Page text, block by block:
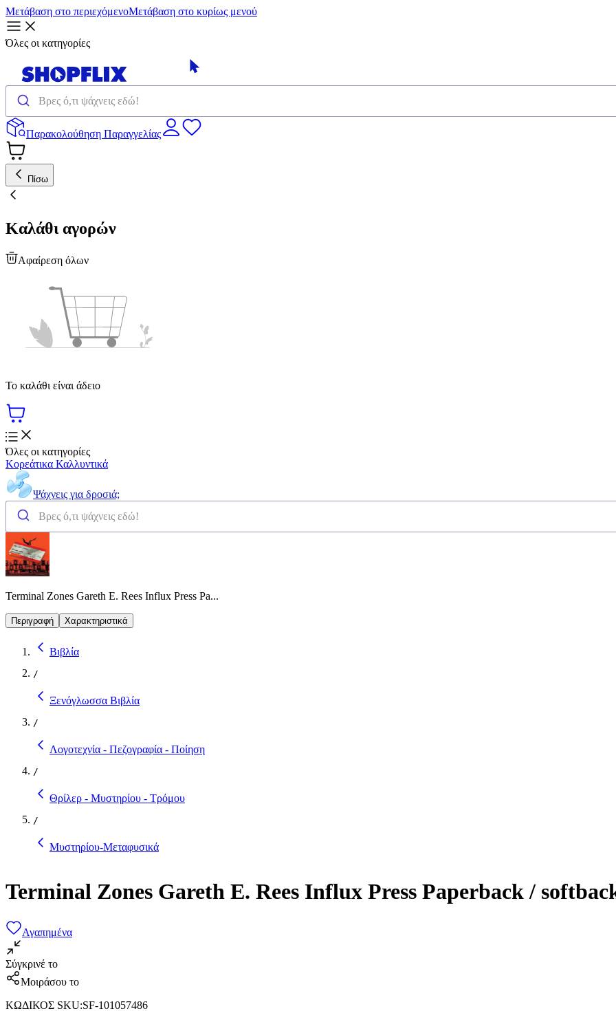
Μετάβαση στο περιεχόμενοΜετάβαση στο κυρίως μενού
Όλες οι κατηγορίες
Παρακολούθηση Παραγγελίας
Πίσω
Καλάθι αγορών
Αφαίρεση όλων
Το καλάθι είναι άδειο
Όλες οι κατηγορίες
Κορεάτικα Καλλυντικά
Ψάχνεις για δροσιά;
Terminal Zones Gareth E. Rees Influx Press Pa...
Περιγραφή Χαρακτηριστικά
Βιβλία
/
Ξενόγλωσσα Βιβλία
/
Λογοτεχνία - Πεζογραφία - Ποίηση
/
Θρίλερ - Μυστηρίου - Τρόμου
/
Μυστηρίου-Μεταφυσικά
Terminal Zones Gareth E. Rees Influx Press Paperback /
Αγαπημένα
Σύγκρινέ το
Μοιράσου το
ΚΩΔΙΚΟΣ SKU:SF-101057486